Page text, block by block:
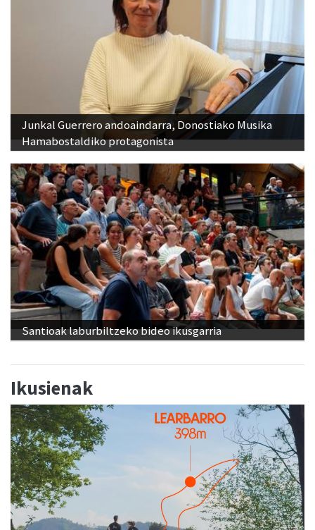
Junkal Guerrero andoaindarra, Donostiako Musika
Hamabostaldiko protagonista
Santioak laburbiltzeko bideo ikusgarria
Ikusienak